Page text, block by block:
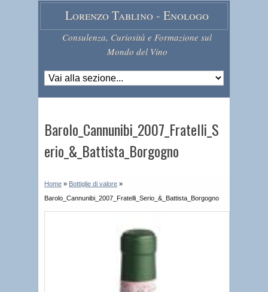
Lorenzo Tablino - Enologo
Consulenza, Curiosità e Formazione sul
Mondo del Vino
Barolo_Cannunibi_2007_Fratelli_S
erio_&_Battista_Borgogno
Home » Bottiglie di valore »
Barolo_Cannunibi_2007_Fratelli_Serio_&_Battista_Borgogno